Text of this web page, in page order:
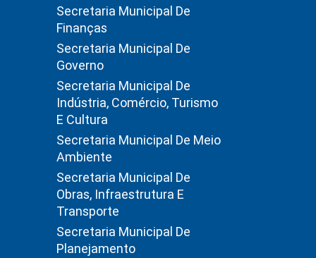
Secretaria Municipal De
Finanças
Secretaria Municipal De
Governo
Secretaria Municipal De
Indústria, Comércio, Turismo
E Cultura
Secretaria Municipal De Meio
Ambiente
Secretaria Municipal De
Obras, Infraestrutura E
Transporte
Secretaria Municipal De
Planejamento